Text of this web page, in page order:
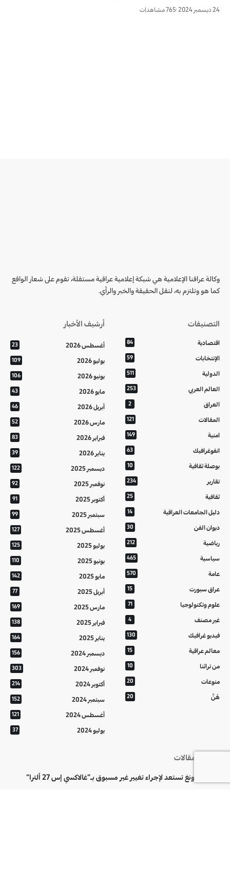
24 ديسمبر 2024 765 مشاهدات
وكالة عراقنا الإعلامية هي شبكة إعلامية عراقية مستقلة، تقوم على شعار الواقع
كما هو وتلتزم به، لنقل الحقيقة والخبر والرأي.
التصنيفات
اقتصادية 84
الإنتخابات 59
الدولية 511
العالم العربي 253
العراق 2
المقالات 121
امنية 149
انفوغرافيك 63
بوصلة ثقافية 10
تقارير 234
ثقافية 25
دليل الجامعات العراقية 14
ديوان الفن 30
رياضية 212
سياسية 465
عامة 570
عراق سبورت 15
علوم وتكنولوجيا 71
غير مصنف 4
فيديو غرافيك 130
معالم عراقية 15
من تراثنا 10
منوعات 20
هُنَّ 20
أرشيف الأخبار
أغسطس 2026 23
يوليو 2026 109
يونيو 2026 106
مايو 2026 43
أبريل 2026 46
مارس 2026 52
فبراير 2026 83
يناير 2026 39
ديسمبر 2025 122
نوفمبر 2025 92
أكتوبر 2025 91
سبتمبر 2025 99
أغسطس 2025 127
يوليو 2025 125
يونيو 2025 110
مايو 2025 142
أبريل 2025 77
مارس 2025 169
فبراير 2025 138
يناير 2025 164
ديسمبر 2024 156
نوفمبر 2024 303
أكتوبر 2024 214
سبتمبر 2024 152
أغسطس 2024 121
يوليو 2024 37
أحدث المقالات
سامسونغ تستعد لإجراء تغيير غير مسبوق بـ”غالاكسي إس 27 ألترا”